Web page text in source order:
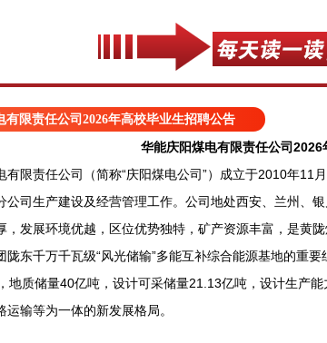
有限责任公司​2026年高校毕业生招聘公告
华能庆阳煤电有限责任公司​
责任公司（简称“庆阳煤电公司”）成立于2010年11
公司生产建设及经营管理工作。公司地处西安、兰州、
，发展环境优越，区位优势独特，矿产资源丰富，是黄
陇东千万千瓦级“风光储输”多能互补综合能源基地的重
地质储量40亿吨，设计可采储量21.13亿吨，设计生产
运输等为一体的新发展格局。